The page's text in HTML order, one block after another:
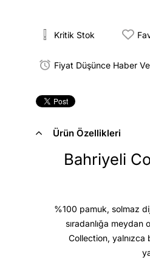
Kritik Stok
Fiyat Düşünce Haber
Ürün Özellikleri
Bahriyeli
%100 pamuk, solmaz
sıradanlığa
Collection, yalnızca